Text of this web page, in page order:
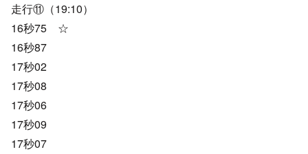
走行⑪（19:10）
16秒75 ☆
16秒87
17秒02
17秒08
17秒06
17秒09
17秒07